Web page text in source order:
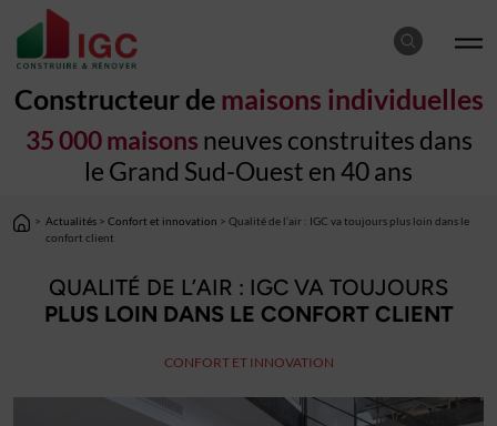
Constructeur de maisons individuelles
35 000 maisons neuves construites dans
le Grand Sud-Ouest en 40 ans
> Actualités > Confort et innovation > Qualité de l’air : IGC va toujours plus loin dans le
confort client
QUALITÉ DE L’AIR : IGC VA TOUJOURS
PLUS LOIN DANS LE CONFORT CLIENT
CONFORT ET INNOVATION